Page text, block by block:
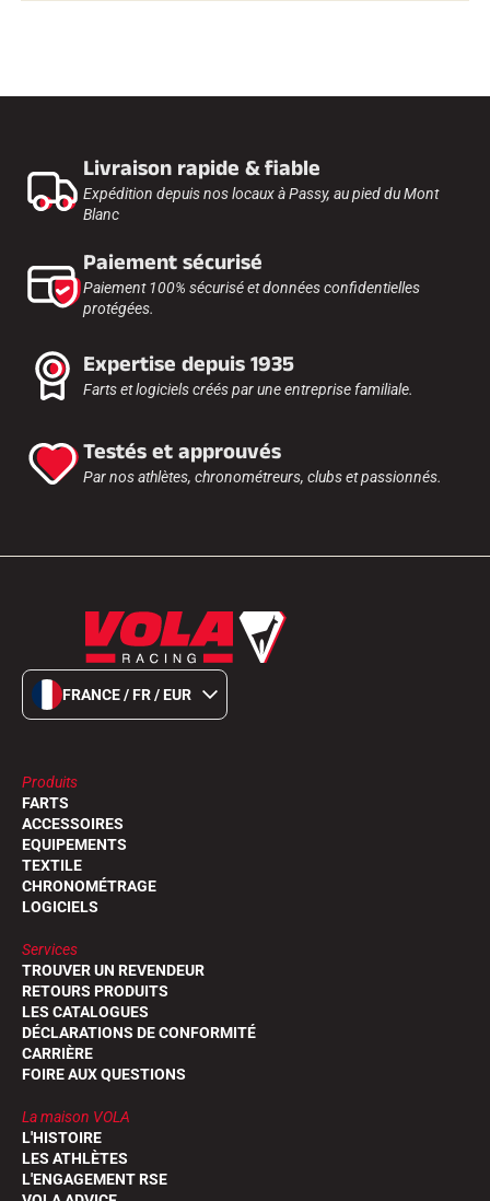
Livraison rapide & fiable
Expédition depuis nos locaux à Passy, au pied du Mont
Blanc
Paiement sécurisé
Paiement 100% sécurisé et données confidentielles
protégées.
Expertise depuis 1935
Farts et logiciels créés par une entreprise familiale.
Testés et approuvés
Par nos athlètes, chronométreurs, clubs et passionnés.
FRANCE / FR / EUR
Produits
FARTS
ACCESSOIRES
EQUIPEMENTS
TEXTILE
CHRONOMÉTRAGE
LOGICIELS
Services
TROUVER UN REVENDEUR
RETOURS PRODUITS
LES CATALOGUES
DÉCLARATIONS DE CONFORMITÉ
CARRIÈRE
FOIRE AUX QUESTIONS
La maison VOLA
L'HISTOIRE
LES ATHLÈTES
L'ENGAGEMENT RSE